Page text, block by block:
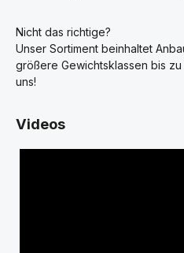
Nicht das richtige?
Unser Sortiment beinhaltet
größere Gewichtsklassen bis
uns!
Videos